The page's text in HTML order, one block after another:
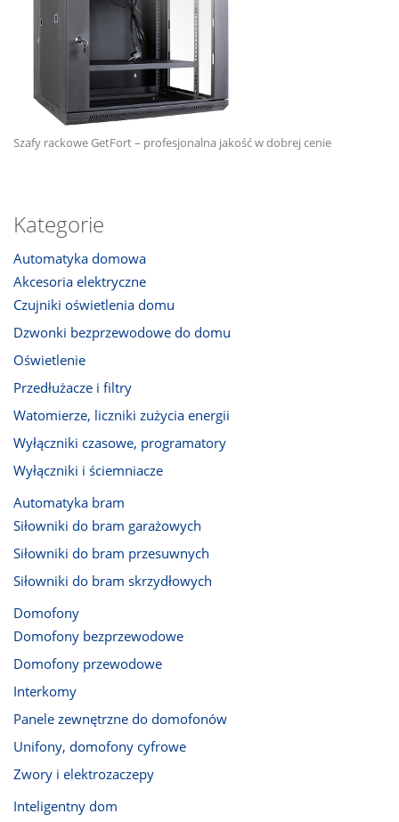
Szafy rackowe GetFort – profesjonalna jakość w dobrej cenie
Kategorie
Automatyka domowa
Akcesoria elektryczne
Czujniki oświetlenia domu
Dzwonki bezprzewodowe do domu
Oświetlenie
Przedłużacze i filtry
Watomierze, liczniki zużycia energii
Wyłączniki czasowe, programatory
Wyłączniki i ściemniacze
Automatyka bram
Siłowniki do bram garażowych
Siłowniki do bram przesuwnych
Siłowniki do bram skrzydłowych
Domofony
Domofony bezprzewodowe
Domofony przewodowe
Interkomy
Panele zewnętrzne do domofonów
Unifony, domofony cyfrowe
Zwory i elektrozaczepy
Inteligentny dom